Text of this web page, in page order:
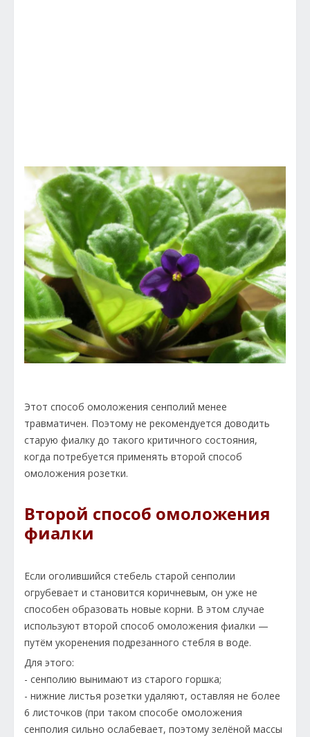
Этот способ омоложения сенполий менее
травматичен. Поэтому не рекомендуется доводить
старую фиалку до такого критичного состояния,
когда потребуется применять второй способ
омоложения розетки.
Второй способ омоложения
фиалки
Если оголившийся стебель старой сенполии
огрубевает и становится коричневым, он уже не
способен образовать новые корни. В этом случае
используют второй способ омоложения фиалки —
путём укоренения подрезанного стебля в воде.
Для этого:
- сенполию вынимают из старого горшка;
- нижние листья розетки удаляют, оставляя не более
6 листочков (при таком способе омоложения
сенполия сильно ослабевает, поэтому зелёной массы